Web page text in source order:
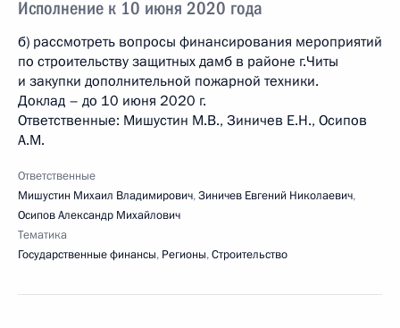
Исполнение к 10 июня 2020 года
б) рассмотреть вопросы финансирования мероприятий
по строительству защитных дамб в районе г.Читы
и закупки дополнительной пожарной техники.
Доклад – до 10 июня 2020 г.
Ответственные: Мишустин М.В., Зиничев Е.Н., Осипов
А.М.
Ответственные
Мишустин Михаил Владимирович,Зиничев Евгений Николаевич,
Осипов Александр Михайлович
Тематика
Государственные финансы, Регионы,Строительство